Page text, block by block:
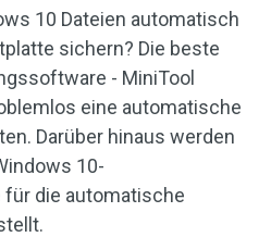
10 Dateien automatisch
sichern? Die beste
- MiniTool
eine automatische
Darüber hinaus werden
10-
die automatische